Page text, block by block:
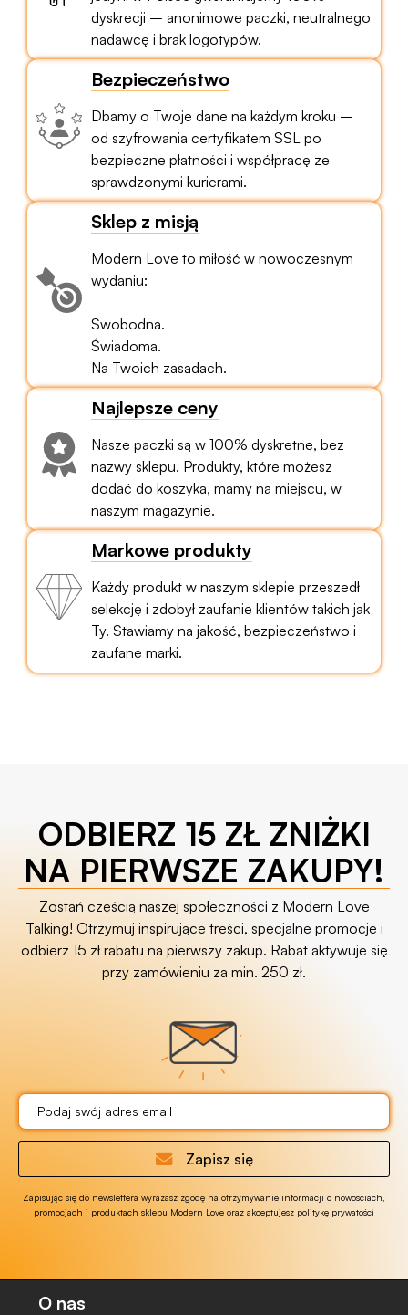
dyskrecji – anonimowe paczki, neutralnego
nadawcę i brak logotypów.
Bezpieczeństwo
Dbamy o Twoje dane na każdym kroku –
od szyfrowania certyfikatem SSL po
bezpieczne płatności i współpracę ze
sprawdzonymi kurierami.
Sklep z misją
Modern Love to miłość w nowoczesnym
wydaniu:
Swobodna.
Świadoma.
Na Twoich zasadach.
Najlepsze ceny
Nasze paczki są w 100% dyskretne, bez
nazwy sklepu. Produkty, które możesz
dodać do koszyka, mamy na miejscu, w
naszym magazynie.
Markowe produkty
Każdy produkt w naszym sklepie przeszedł
selekcję i zdobył zaufanie klientów takich jak
Ty. Stawiamy na jakość, bezpieczeństwo i
zaufane marki.
ODBIERZ 15 ZŁ ZNIŻKI
NA PIERWSZE ZAKUPY!
Zostań częścią naszej społeczności z Modern Love
Talking! Otrzymuj inspirujące treści, specjalne promocje i
odbierz 15 zł rabatu na pierwszy zakup. Rabat aktywuje się
przy zamówieniu za min. 250 zł.
Zapisz się
Zapisując się do newslettera wyrażasz zgodę na otrzymywanie informacji o nowościach,
promocjach i produktach sklepu Modern Love oraz akceptujesz politykę prywatości
O nas